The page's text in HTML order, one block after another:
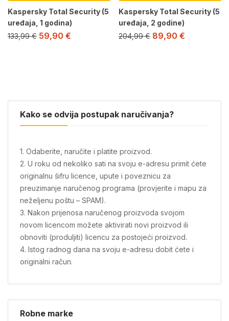
Kaspersky Total Security (5
uređaja, 1 godina)
133,99€ 59,90 €
Kaspersky Total Security (5
uređaja, 2 godine)
204,99€ 89,90 €
Kako se odvija postupak naručivanja?
1. Odaberite, naručite i platite proizvod.
2. U roku od nekoliko sati na svoju e-adresu primit ćete
originalnu šifru licence, upute i poveznicu za
preuzimanje naručenog programa (provjerite i mapu za
neželjenu poštu – SPAM).
3. Nakon prijenosa naručenog proizvoda svojom
novom licencom možete aktivirati novi proizvod ili
obnoviti (produljiti) licencu za postojeći proizvod.
4. Istog radnog dana na svoju e-adresu dobit ćete i
originalni račun.
Robne marke